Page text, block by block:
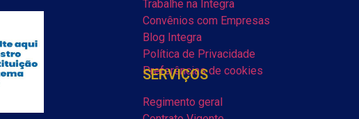
Trabalhe na Integra
Convênios com Empresas
Blog Integra
Política de Privacidade
Preferências de cookies
SERVIÇOS
Regimento geral